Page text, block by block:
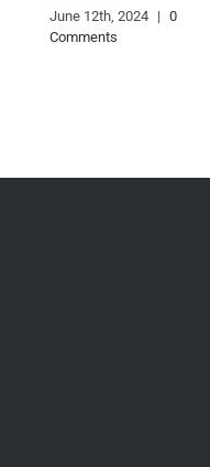
June 12th, 2024 | 0
Comments